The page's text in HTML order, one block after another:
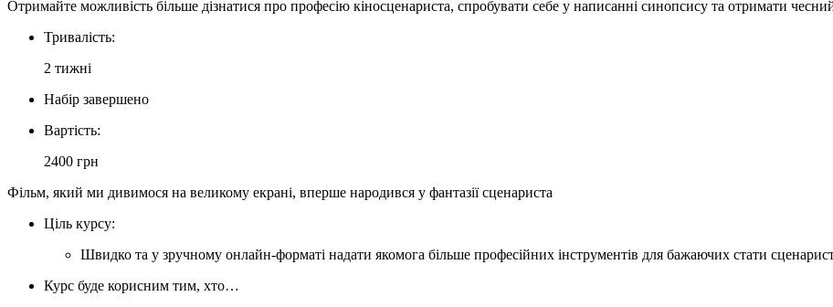
Отримайте можливість більше дізнатися про професію кіносценариста, спробувати себе у написанні синопсису та отримати
Тривалість:
2 тижні
Набір завершено
Вартість:
2400 грн
Фільм, який ми дивимося на великому екрані, вперше народився у фантазії сценариста
Ціль курсу:
Швидко та у зручному онлайн-форматі надати якомога більше професійних інструментів для бажаючих стати
Курс буде корисним тим, хто…